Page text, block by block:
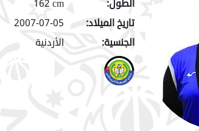
الطول:
162 cm
تاريخ الميلاد:
2007-07-05
الجنسية:
الأردنية